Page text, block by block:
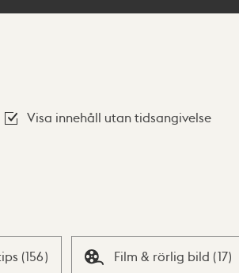
Visa innehåll utan tidsangivelse
(156) Film & rörlig bild (17)